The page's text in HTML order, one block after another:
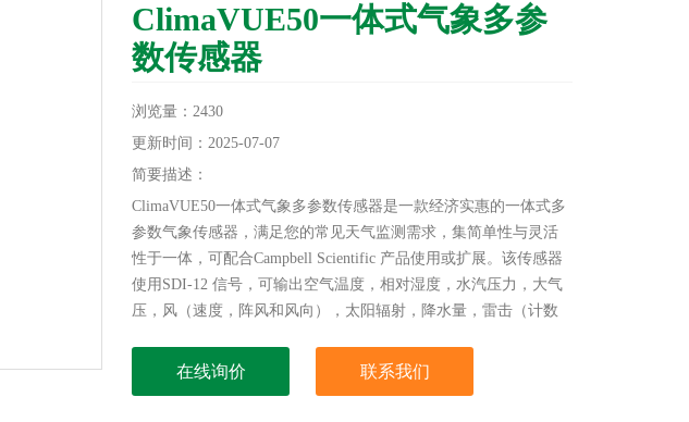
ClimaVUE50一体式气象多参
数传感器
浏览量：2430
更新时间：2025-07-07
简要描述：
ClimaVUE50一体式气象多参数传感器是一款经济实惠的一体式多
参数气象传感器，满足您的常见天气监测需求，集简单性与灵活
性于一体，可配合Campbell Scientific 产品使用或扩展。该传感器
使用SDI-12 信号，可输出空气温度，相对湿度，水汽压力，大气
压，风（速度，阵风和风向），太阳辐射，降水量，雷击（计数
在线询价 联系我们